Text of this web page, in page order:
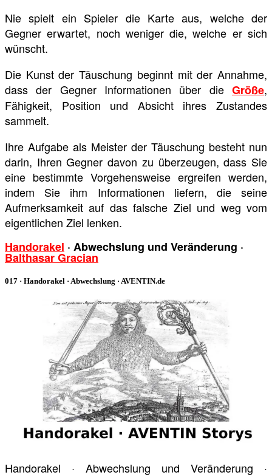
Nie spielt ein Spieler die Karte aus, welche der
Gegner erwartet, noch weniger die, welche er sich
wünscht.
Die Kunst der Täuschung beginnt mit der Annahme,
dass der Gegner Informationen über die Größe,
Fähigkeit, Position und Absicht ihres Zustandes
sammelt.
Ihre Aufgabe als Meister der Täuschung besteht nun
darin, Ihren Gegner davon zu überzeugen, dass Sie
eine bestimmte Vorgehensweise ergreifen werden,
indem Sie ihm Informationen liefern, die seine
Aufmerksamkeit auf das falsche Ziel und weg vom
eigentlichen Ziel lenken.
Handorakel · Abwechslung und Veränderung ·
Balthasar Gracian
017 · Handorakel · Abwechslung · AVENTIN.de
Handorakel · Abwechslung und Veränderung ·